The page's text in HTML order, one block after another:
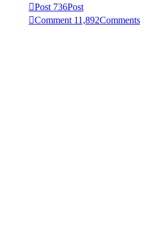
Post 736Post
Comment 11,892Comments